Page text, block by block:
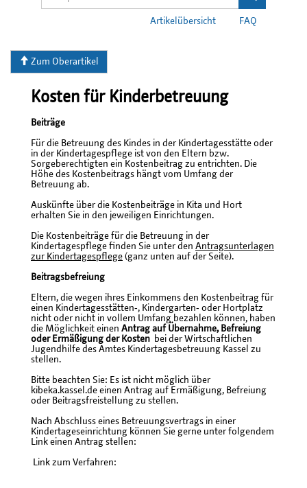
FAQ
Artikelübersicht
Zum Oberartikel
Kosten für Kinderbetreuung
Beiträge
Für die Betreuung des Kindes in der Kindertagesstätte oder
in der Kindertagespflege ist von den Eltern bzw.
Sorgeberechtigten ein Kostenbeitrag zu entrichten. Die
Höhe des Kostenbeitrags hängt vom Umfang der
Betreuung ab.
Auskünfte über die Kostenbeiträge in Kita und Hort
erhalten Sie in den jeweiligen Einrichtungen.
Die Kostenbeiträge für die Betreuung in der
Kindertagespflege finden Sie unter den Antragsunterlagen
zur Kindertagespflege (ganz unten auf der Seite).
Beitragsbefreiung
Eltern, die wegen ihres Einkommens den Kostenbeitrag für
einen Kindertagesstätten‐, Kindergarten‐ oder Hortplatz
nicht oder nicht in vollem Umfang bezahlen können, haben
die Möglichkeit einen Antrag auf Übernahme, Befreiung
oder Ermäßigung der Kosten bei der Wirtschaftlichen
Jugendhilfe des Amtes Kindertagesbetreuung Kassel zu
stellen.
Bitte beachten Sie: Es ist nicht möglich über
kibeka.kassel.de einen Antrag auf Ermäßigung, Befreiung
oder Beitragsfreistellung zu stellen.
Nach Abschluss eines Betreuungsvertrags in einer
Kindertageseinrichtung können Sie gerne unter folgendem
Link einen Antrag stellen:
Link zum Verfahren: